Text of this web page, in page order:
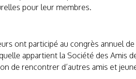
pour leur membres.
ont participé au congrès annuel
appartient la Société des Amis
de rencontrer d’autres amis et